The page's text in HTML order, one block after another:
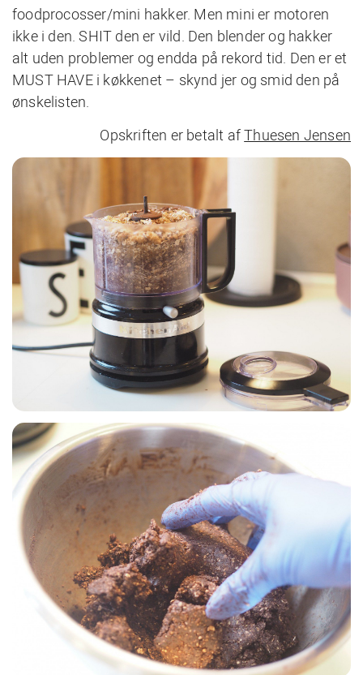
foodprocosser/mini hakker. Men mini er motoren
ikke i den. SHIT den er vild. Den blender og hakker
alt uden problemer og endda på rekord tid. Den er et
MUST HAVE i køkkenet – skynd jer og smid den på
ønskelisten.
Opskriften er betalt afThuesen Jensen